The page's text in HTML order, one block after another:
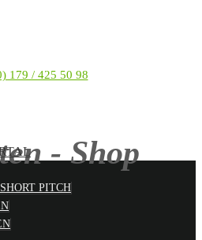
179 / 425 50 98
- Shop
PITCH